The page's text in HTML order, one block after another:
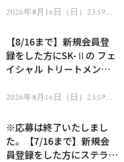
2026年8月16日（日）23:59ま
【8/16まで】新規会員登
録をした方にSK-Ⅱの フェ
イシャル トリートメント
2026年8月16日（日）23:59ま
※応募は終了いたしまし
た。【7/16まで】新規会
員登録をした方にステラボ